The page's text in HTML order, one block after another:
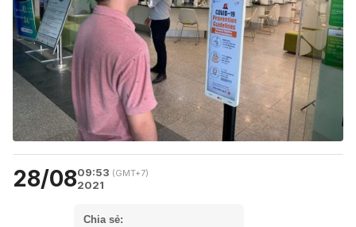
28/0809:53 (GMT+7)
2021
Chia sẻ: